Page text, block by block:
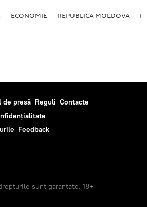
ECONOMIE REPUBLICA MOLDOVA
de presă Reguli Contacte
Feedback
sunt garantate. 18+